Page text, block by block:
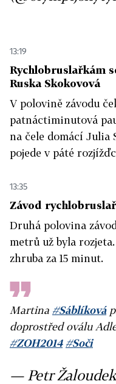
13:19
Rychlobruslařkám
Ruska Skokovová
V polovině závodu
patnáctiminutová
na čele domácí Julia
pojede v páté
13:35
Závod
Druhá polovina
metrů už byla
zhruba za 15 minut.
Martina #Sáblíková
doprostřed oválu
#ZOH2014 #Soči
— Petr